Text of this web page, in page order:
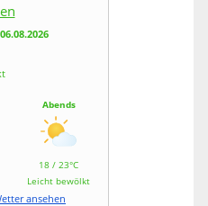
Abends
18 / 23°C
Leicht bewölkt
ansehen